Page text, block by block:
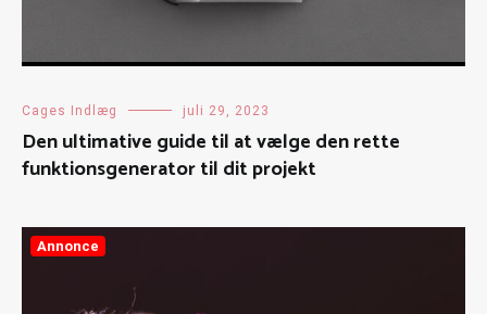
Cages Indlæg juli 29, 2023
Den ultimative guide til at vælge den rette
funktionsgenerator til dit projekt
Annonce